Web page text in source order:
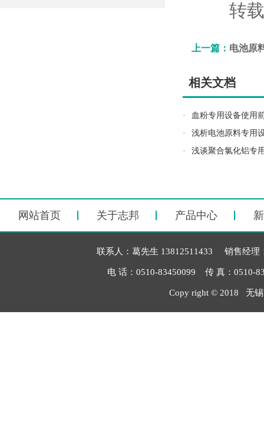
转载
上一篇： 电池原
相关文档
·
血粉专用设备使用
·
浅析电池原料专用
·
浅谈聚合氯化铝专
网站首页 关于志邦 产品中心
联系人：葛先生 13812511433 销售经理
电 话：0510-83450099 传 真：0510-
Copy right © 2018 无